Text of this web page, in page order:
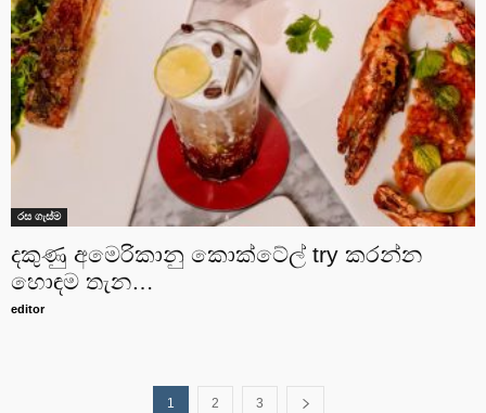
රස ගැස්ම
දකුණු අමෙරිකානු කොක්ටේල් try කරන්න
හොඳම තැන…
editor
1 2 3